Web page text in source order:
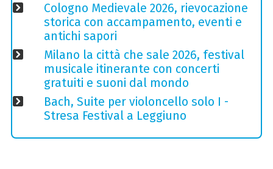
Cologno Medievale 2026, rievocazione
storica con accampamento, eventi e
antichi sapori
Milano la città che sale 2026, festival
musicale itinerante con concerti
gratuiti e suoni dal mondo
Bach, Suite per violoncello solo I -
Stresa Festival a Leggiuno